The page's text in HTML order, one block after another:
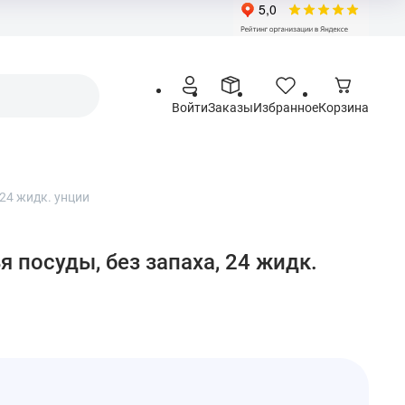
ВойтиЗаказыИзбранноеКорзина
жидк. унции
посуды, без запаха, 24 жидк.